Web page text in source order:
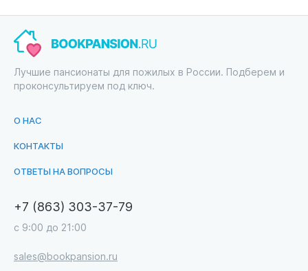
Лучшие пансионаты для пожилых в России. Подберем и
проконсультируем под ключ.
О НАС
КОНТАКТЫ
ОТВЕТЫ НА ВОПРОСЫ
+7 (863) 303-37-79
с 9:00 до 21:00
sales@bookpansion.ru